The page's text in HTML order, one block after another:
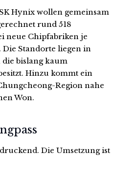
Hynix wollen gemeinsam
rund 518
neue Chipfabriken je
Standorte liegen in
die bislang kaum
Hinzu kommt ein
Region nahe
Won.
Die Umsetzung ist